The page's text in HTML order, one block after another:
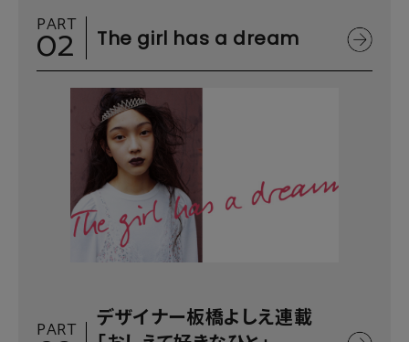
PART
02 The girl has a dream
PART
デザイナー板橋よしえ連載